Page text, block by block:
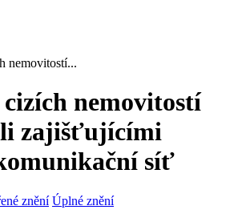
nemovitostí...
nemovitostí
zajišťujícími
síť
znění Úplné znění